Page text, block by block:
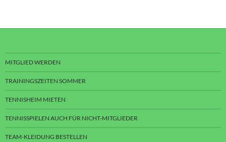
MITGLIED WERDEN
TRAININGSZEITEN SOMMER
TENNISHEIM MIETEN
TENNISSPIELEN AUCH FÜR NICHT-MITGLIEDER
TEAM-KLEIDUNG BESTELLEN